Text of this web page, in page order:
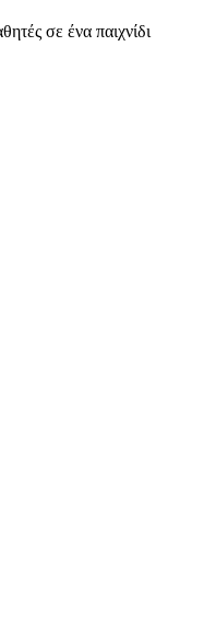
σε ένα παιχνίδι